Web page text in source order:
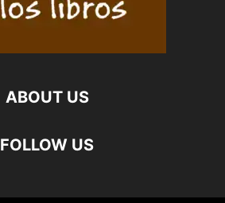
ABOUT US
FOLLOW US